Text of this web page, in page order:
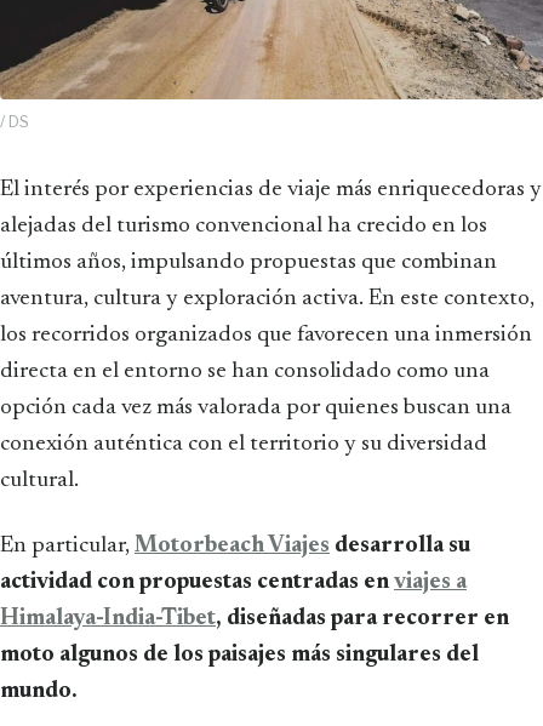
/ DS
El interés por experiencias de viaje más enriquecedoras y
alejadas del turismo convencional ha crecido en los
últimos años, impulsando propuestas que combinan
aventura, cultura y exploración activa. En este contexto,
los recorridos organizados que favorecen una inmersión
directa en el entorno se han consolidado como una
opción cada vez más valorada por quienes buscan una
conexión auténtica con el territorio y su diversidad
cultural.
En particular, Motorbeach Viajes desarrolla su
actividad con propuestas centradas en viajes a
Himalaya-India-Tibet, diseñadas para recorrer en
moto algunos de los paisajes más singulares del
mundo.